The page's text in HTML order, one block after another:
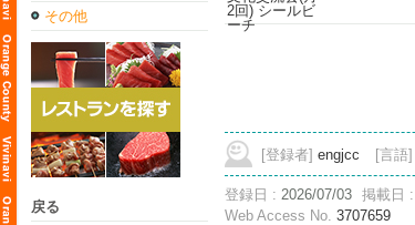
その他
戻る
[登録者] engjcc [言語]
登録日 : 2026/07/03 掲載日 :
Web Access No. 3707659